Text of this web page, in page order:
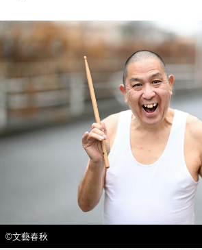
©︎文藝春秋